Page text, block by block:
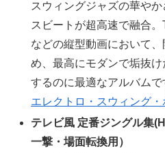
スウィングジャズの華や
スビートが超高速で融合
などの縦型動画において
め、最高にモダンで垢抜
するのに最適なアルバムで
エレクトロ・スウィング・
テレビ風 定番ジングル集
一撃・場面転換用）